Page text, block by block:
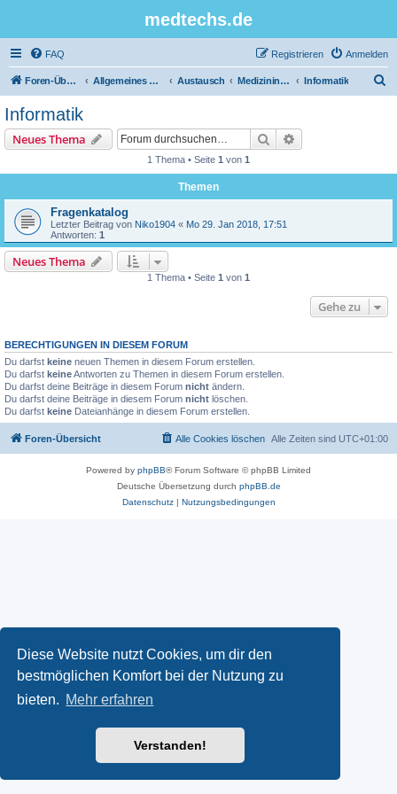
Diese Website nutzt Cookies, um dir den
bestmöglichen Komfort bei der Nutzung zu
bieten. Mehr erfahren
Verstanden!
medtechs.de
FAQ Anmelden
Registrieren
Foren-Übersicht Allgemeines Board Austausch Medizininformatik Informatik
Informatik
Neues Thema Suche
1 Thema • Seite 1 von 1
Themen
Fragenkatalog
Letzter Beitrag von Niko1904 « Mo 29. Jan 2018, 17:51
Antworten: 1
Neues Thema
1 Thema • Seite 1 von 1
Gehe zu
BERECHTIGUNGEN IN DIESEM FORUM
Du darfst keine neuen Themen in diesem Forum erstellen.
Du darfst keineAntworten zu Themen in diesem Forum erstellen.
Du darfst deine Beiträge in diesem Forum nicht ändern.
Du darfst deine Beiträge in diesem Forum nicht löschen.
Du darfst keine Dateianhänge in diesem Forum erstellen.
Foren-Übersicht Alle Zeiten sind UTC+01:00
Alle Cookies löschen
Powered by phpBB® Forum Software © phpBB Limited
Deutsche Übersetzung durch phpBB.de
Datenschutz| Nutzungsbedingungen